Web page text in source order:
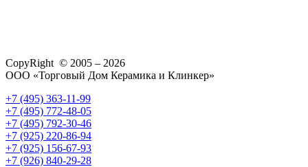
CopyRight © 2005 – 2026
ООО «Торговый Дом Керамика и Клинкер»
+7 (495) 363-11-99
+7 (495) 772-48-05
+7 (495) 792-30-46
+7 (925) 220-86-94
+7 (925) 156-67-93
+7 (926) 840-29-28